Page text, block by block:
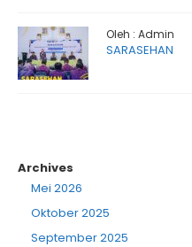
Oleh : Admin
SARASEHAN
Archives
Mei 2026
Oktober 2025
September 2025